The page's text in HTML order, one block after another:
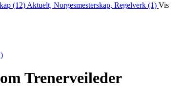
(12) Aktuelt, Norgesmesterskap, Regelverk (1) Vis
Trenerveileder